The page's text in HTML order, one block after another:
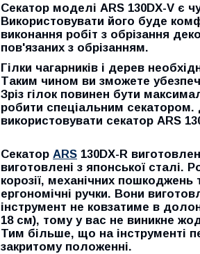
Секатор моделі ARS 130DX-V є
Використовувати його буде
виконання робіт з обрізання
пов'язаних з обрізанням.
Гілки чагарників і дерев
Таким чином ви зможете
Зріз гілок повинен бути
робити спеціальним
використовувати секатор ARS
Секатор ARS 130DX-R
виготовлені з японської сталі.
корозії, механічних
ергономічні ручки. Вони
інструмент не ковзатиме в
18 см), тому у вас не виникне
Тим більше, що на інструменті
закритому положенні.